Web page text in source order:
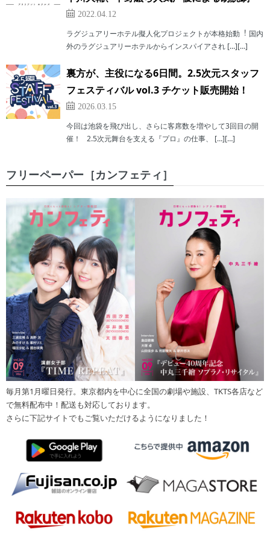
2022.04.12
ラグジュアリーホテル擬⼈化プロジェクトが本格始動︕ 国内
外のラグジュアリーホテルからインスパイアされ […][…]
裏方が、主役になる6日間。2.5次元スタッフ
フェスティバル vol.3 チケット販売開始！
2026.03.15
今回は池袋を飛び出し、さらに客席数を増やして3回目の開
催！ 2.5次元舞台を支える『プロ』の仕事、 […][…]
フリーペーパー［カンフェティ］
毎月第1月曜日発行。東京都内を中心に全国の劇場や施設、TKTS各店など
で無料配布中！配送も対応しております。
さらに下記サイトでもご覧いただけるようになりました！